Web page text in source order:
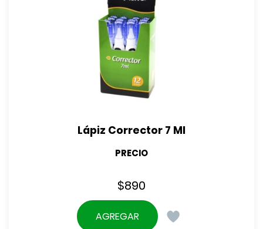
Lápiz Corrector 7 Ml
PRECIO
$890
AGREGAR